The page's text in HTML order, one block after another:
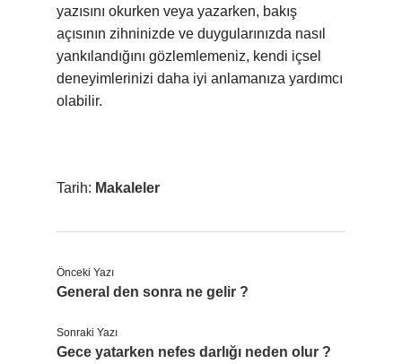
yazısını okurken veya yazarken, bakış
açısının zihninizde ve duygularınızda nasıl
yankılandığını gözlemlemeniz, kendi içsel
deneyimlerinizi daha iyi anlamanıza yardımcı
olabilir.
Tarih: Makaleler
Önceki Yazı
General den sonra ne gelir ?
Sonraki Yazı
Gece yatarken nefes darlığı neden olur ?